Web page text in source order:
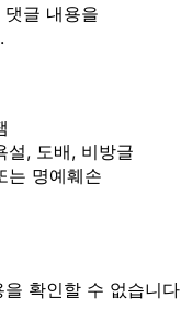
글 내용을
설, 도배, 비방글
는 명예훼손
확인할 수 없습니다